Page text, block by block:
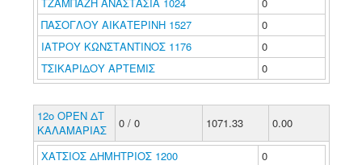
ΠΑΣΟΓΛΟΥ ΑΙΚΑΤΕΡΙΝΗ 1527
0
ΙΑΤΡΟΥ ΚΩΝΣΤΑΝΤΙΝΟΣ 1176
0
ΤΣΙΚΑΡΙΔΟΥ ΑΡΤΕΜΙΣ
0
12ο ΟΡΕΝ ΔΤ
ΚΑΛΑΜΑΡΙΑΣ
0 / 0 1071.33 0.00
ΧΑΤΣΙΟΣ ΔΗΜΗΤΡΙΟΣ 1200
0